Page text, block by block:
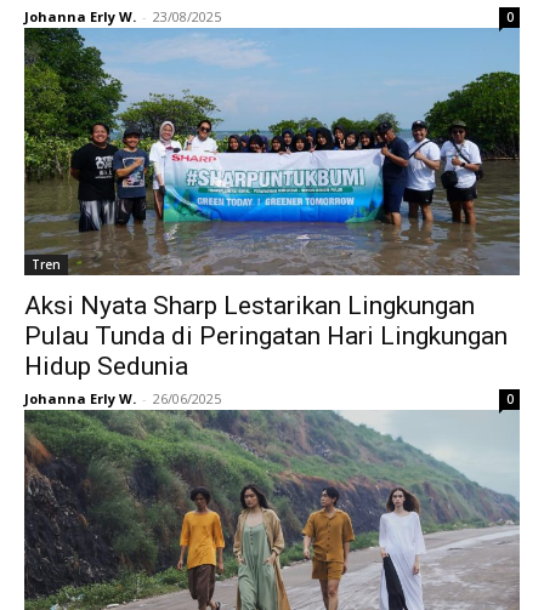
Johanna Erly W. - 23/08/2025 0
Tren
Aksi Nyata Sharp Lestarikan Lingkungan
Pulau Tunda di Peringatan Hari Lingkungan
Hidup Sedunia
Johanna Erly W. - 26/06/2025 0